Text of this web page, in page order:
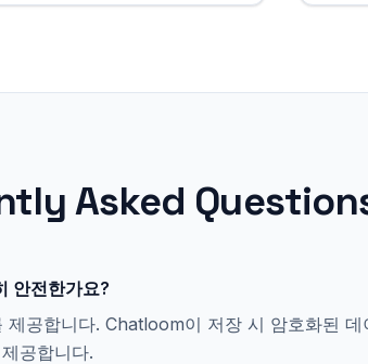
Asked
안전한가요?
공합니다. Chatloom이 저장 시 암호화된 데
공합니다.